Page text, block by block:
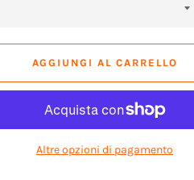
AGGIUNGI AL CARRELLO
Altre opzioni di pagamento